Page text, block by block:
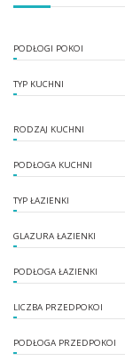
PODŁOGI POKOI
TYP KUCHNI
RODZAJ KUCHNI
PODŁOGA KUCHNI
TYP ŁAZIENKI
GLAZURA ŁAZIENKI
PODŁOGA ŁAZIENKI
LICZBA PRZEDPOKOI
PODŁOGA PRZEDPOKOI